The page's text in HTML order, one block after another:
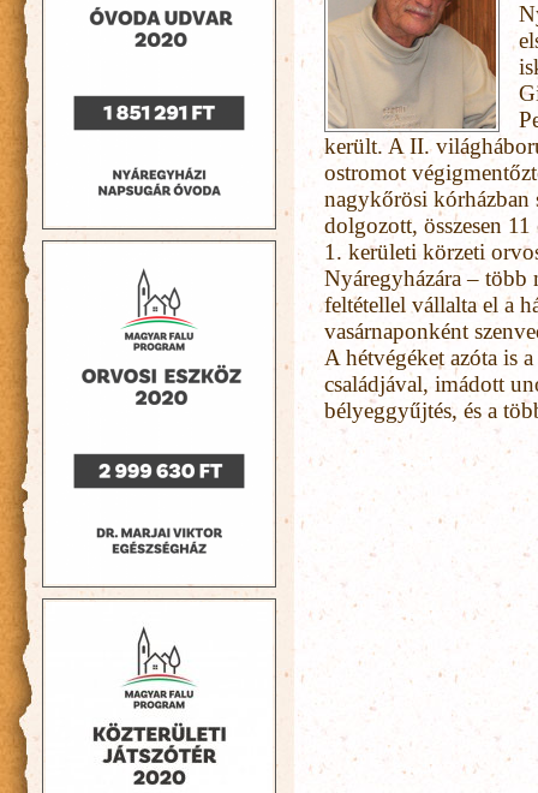
került. A II.
ostromot
nagykőrösi kórházban
dolgozott, összesen
1. kerületi körzeti
Nyáregyházára – több
feltétellel vállalta el a
vasárnaponként
A hétvégéket azóta is
családjával, imádott
bélyeggyűjtés, és a